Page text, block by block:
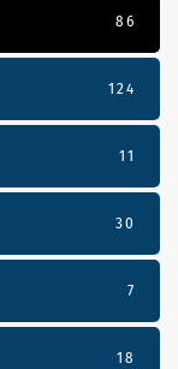
86
124
11
30
7
18